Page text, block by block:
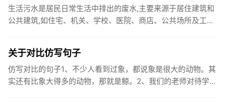
生活污水是居民日常生活中排出的废水,主要来源于居住建筑和
公共建筑,如住宅、机关、学校、医院、商店、公共场所及工业
关于对比仿写句子
仿写对比的句子1、不少人看到过象，都说象是很大的动物。其
实还有比象大得多的动物，那就是鲸。2、我们的老师对待学生